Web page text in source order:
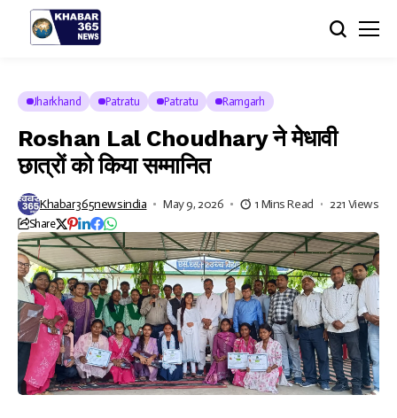
Jharkhand Patratu Patratu Ramgarh
Roshan Lal Choudhary ने मेधावी
छात्रों को किया सम्मानित
Khabar365newsindia May 9, 2026 1 Mins Read 221 Views
Share